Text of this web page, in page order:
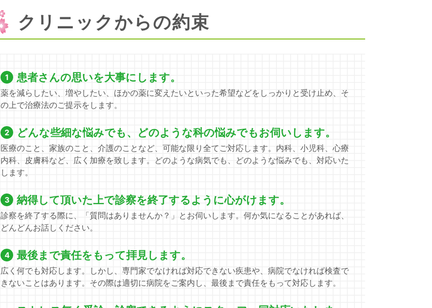
クリニックからの約束
患者さんの思いを大事にします。
薬を減らしたい、増やしたい、ほかの薬に変えたいといった希望などをしっかりと受け止め、そ
の上で治療法のご提示をします。
どんな些細な悩みでも、どのような科の悩みでもお伺いします。
医療のこと、家族のこと、介護のことなど、可能な限り全てご対応します。内科、小児科、心療
内科、皮膚科など、広く加療を致します。どのような病気でも、どのような悩みでも、対応いた
します。
納得して頂いた上で診察を終了するように心がけます。
診察を終了する際に、「質問はありませんか？」とお伺いします。何か気になることがあれば、
どんどんお話しください。
最後まで責任をもって拝見します。
広く何でも対応します。しかし、専門家でなければ対応できない疾患や、病院でなければ検査で
きないことはあります。その際は適切に病院をご案内し、最後まで責任をもって対応します。